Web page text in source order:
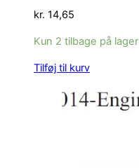
kr. 14,65
Kun 2 tilbage på lager
Tilføj til kurv